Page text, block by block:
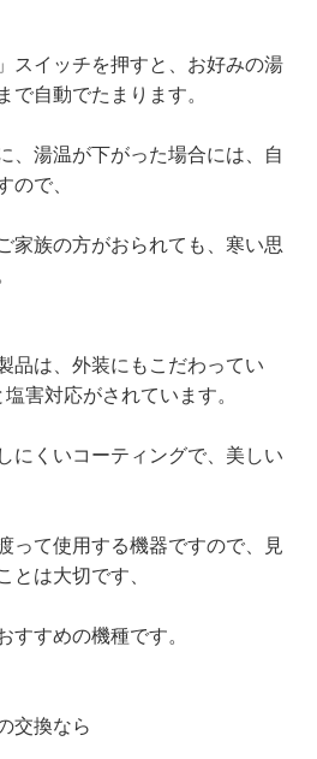
スイッチを押すと、お好みの湯
で自動でたまります。
、湯温が下がった場合には、自
ので、
家族の方がおられても、寒い思
品は、外装にもこだわってい
害対応がされています。
にくいコーティングで、美しい
って使用する機器ですので、見
とは大切です、
すすめの機種です。
交換なら